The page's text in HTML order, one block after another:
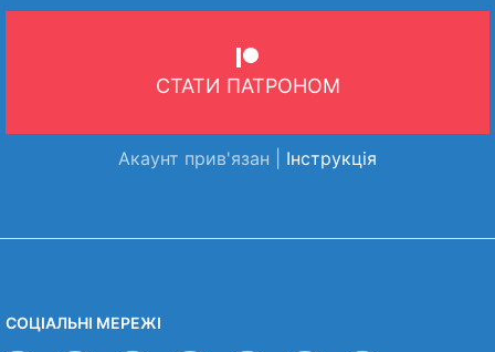
СТАТИ ПАТРОНОМ
Акаунт прив'язан | Інструкція
СОЦІАЛЬНІ МЕРЕЖІ